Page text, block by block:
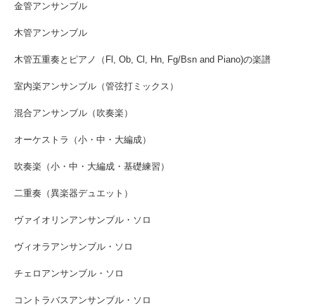
金管アンサンブル
木管アンサンブル
木管五重奏とピアノ（Fl, Ob, Cl, Hn, Fg/Bsn and Piano)の楽譜
室内楽アンサンブル（管弦打ミックス）
混合アンサンブル（吹奏楽）
オーケストラ（小・中・大編成）
吹奏楽（小・中・大編成・基礎練習）
二重奏（異楽器デュエット）
ヴァイオリンアンサンブル・ソロ
ヴィオラアンサンブル・ソロ
チェロアンサンブル・ソロ
コントラバスアンサンブル・ソロ